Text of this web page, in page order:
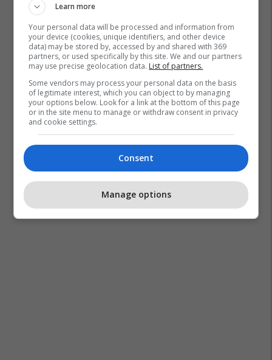
Learn more
Your personal data will be processed and information from
your device (cookies, unique identifiers, and other device
data) may be stored by, accessed by and shared with 369
partners, or used specifically by this site. We and our partners
may use precise geolocation data. List of partners.
Some vendors may process your personal data on the basis
of legitimate interest, which you can object to by managing
your options below. Look for a link at the bottom of this page
or in the site menu to manage or withdraw consent in privacy
and cookie settings.
Consent
Manage options